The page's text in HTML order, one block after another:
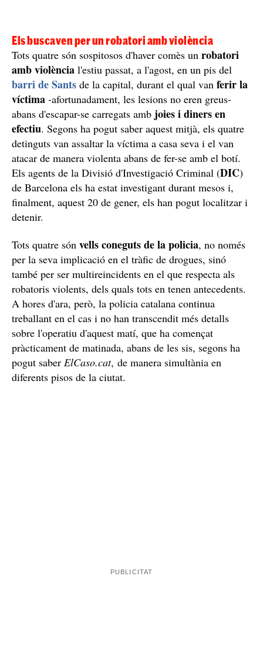
Els buscaven per un robatori amb violència
Tots quatre són sospitosos d'haver comès un robatori
amb violència l'estiu passat, a l'agost, en un pis del
barri de Sants de la capital, durant el qual van ferir la
víctima -afortunadament, les lesions no eren greus-
abans d'escapar-se carregats amb joies i diners en
efectiu. Segons ha pogut saber aquest mitjà, els quatre
detinguts van assaltar la víctima a casa seva i el van
atacar de manera violenta abans de fer-se amb el botí.
Els agents de la Divisió d'Investigació Criminal (DIC)
de Barcelona els ha estat investigant durant mesos i,
finalment, aquest 20 de gener, els han pogut localitzar i
detenir.
Tots quatre són vells coneguts de la policia, no només
per la seva implicació en el tràfic de drogues, sinó
també per ser multireincidents en el que respecta als
robatoris violents, dels quals tots en tenen antecedents.
A hores d'ara, però, la policia catalana continua
treballant en el cas i no han transcendit més detalls
sobre l'operatiu d'aquest matí, que ha començat
pràcticament de matinada, abans de les sis, segons ha
pogut saber ElCaso.cat, de manera simultània en
diferents pisos de la ciutat.